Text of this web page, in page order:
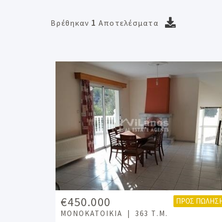
Βρέθηκαν 1 Αποτελέσματα
€450.000
ΠΡΟΣ
ΜΟΝΟΚΑΤΟΙΚΊΑ
363 Τ.Μ.